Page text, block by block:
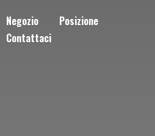
Negozio
Posizione
Contattaci